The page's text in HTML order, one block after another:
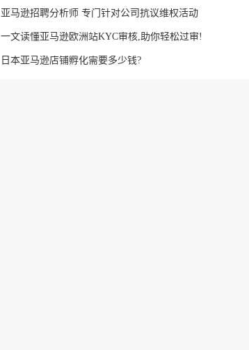
亚马逊招聘分析师 专门针对公司抗议维权活动
一文读懂亚马逊欧洲站KYC审核,助你轻松过审!
日本亚马逊店铺孵化需要多少钱?